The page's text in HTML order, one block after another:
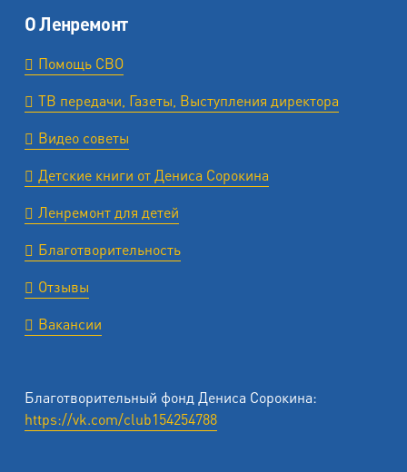
О Ленремонт
Помощь СВО
ТВ передачи, Газеты, Выступления директора
Видео советы
Детские книги от Дениса Сорокина
Ленремонт для детей
Благотворительность
Отзывы
Вакансии
Благотворительный фонд Дениса Сорокина:
https://vk.com/club154254788